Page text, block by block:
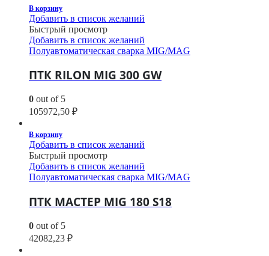
В корзину
Добавить в список желаний
Быстрый просмотр
Добавить в список желаний
Полуавтоматическая сварка MIG/MAG
ПТК RILON MIG 300 GW
0 out of 5
105972,50 ₽
В корзину
Добавить в список желаний
Быстрый просмотр
Добавить в список желаний
Полуавтоматическая сварка MIG/MAG
ПТК МАСТЕР MIG 180 S18
0 out of 5
42082,23 ₽